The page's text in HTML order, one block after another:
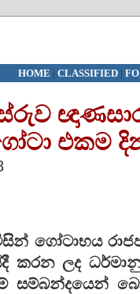
HOME | CLASSIFIED|
එකම
ගෝටාභය
කරන ලද
සම්බන්දයෙන්